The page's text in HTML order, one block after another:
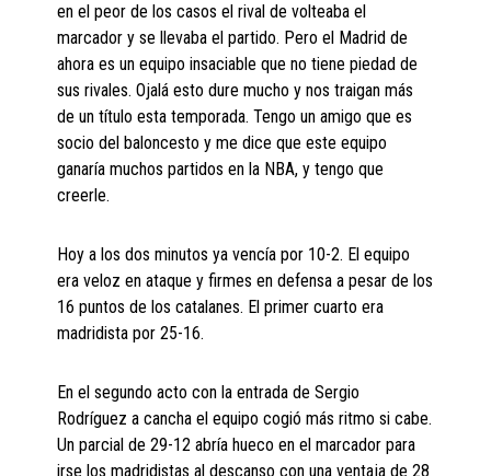
en el peor de los casos el rival de volteaba el
marcador y se llevaba el partido. Pero el Madrid de
ahora es un equipo insaciable que no tiene piedad de
sus rivales. Ojalá esto dure mucho y nos traigan más
de un título esta temporada. Tengo un amigo que es
socio del baloncesto y me dice que este equipo
ganaría muchos partidos en la NBA, y tengo que
creerle.
Hoy a los dos minutos ya vencía por 10-2. El equipo
era veloz en ataque y firmes en defensa a pesar de los
16 puntos de los catalanes. El primer cuarto era
madridista por 25-16.
En el segundo acto con la entrada de Sergio
Rodríguez a cancha el equipo cogió más ritmo si cabe.
Un parcial de 29-12 abría hueco en el marcador para
irse los madridistas al descanso con una ventaja de 28